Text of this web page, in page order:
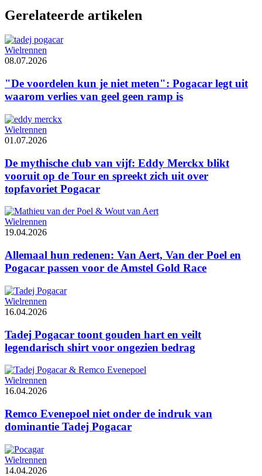
Gerelateerde artikelen
Wielrennen
08.07.2026
"De voordelen kun je niet meten": Pogacar legt uit
waarom verlies van geel geen ramp is
Wielrennen
01.07.2026
De mythische club van vijf: Eddy Merckx blikt
vooruit op de Tour en spreekt zich uit over
topfavoriet Pogacar
Wielrennen
19.04.2026
Allemaal hun redenen: Van Aert, Van der Poel en
Pogacar passen voor de Amstel Gold Race
Wielrennen
16.04.2026
Tadej Pogacar toont gouden hart en veilt
legendarisch shirt voor ongezien bedrag
Wielrennen
16.04.2026
Remco Evenepoel niet onder de indruk van
dominantie Tadej Pogacar
Wielrennen
14.04.2026